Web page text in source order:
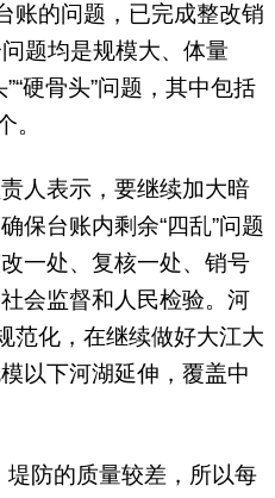
账的问题，已完成整改销
题均是规模大、体量
硬骨头”问题，其中包括
。
人表示，要继续加大暗
保台账内剩余“四乱”问题
一处、复核一处、销号
会监督和人民检验。河
范化，在继续做好大江大
以下河湖延伸，覆盖中
堤防的质量较差，所以每